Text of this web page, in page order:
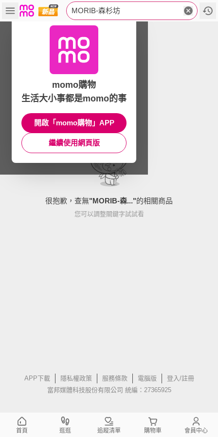
MORIB-森杉坊
很抱歉，查無"MORIB-森..."的相關商品
您可以調整關鍵字試試看
APP下載 隱私權政策 服務條款 電腦版
登入/註冊
富邦媒體科技股份有限公司 統編：27365925
momo購物
生活大小事都是momo的事
開啟「momo購物」APP
繼續使用網頁版
首頁 逛逛 追蹤清單 購物車 會員中心